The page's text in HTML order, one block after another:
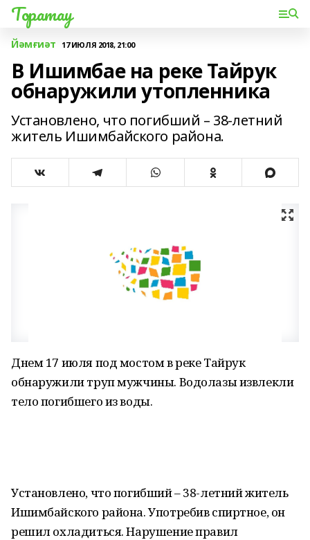
Торатау
Йәмғиәт 17 ИЮЛЯ 2018, 21:00
В Ишимбае на реке Тайрук
обнаружили утопленника
Установлено, что погибший – 38-летний
житель Ишимбайского района.
Днем 17 июля под мостом в реке Тайрук
обнаружили труп мужчины. Водолазы извлекли
тело погибшего из воды.
Установлено, что погибший – 38-летний житель
Ишимбайского района. Употребив спиртное, он
решил охладиться. Нарушение правил